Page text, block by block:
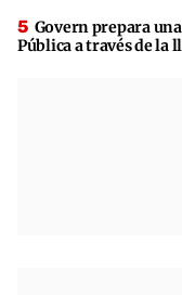
Govern prepara
Pública a través de la